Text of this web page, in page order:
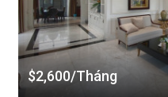
$2,600/Tháng